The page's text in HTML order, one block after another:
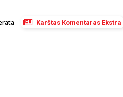
Karštas Komentaras Ekstra